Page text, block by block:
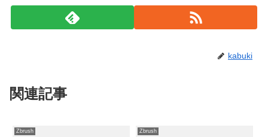
kabuki
関連記事
Zbrush Zbrush